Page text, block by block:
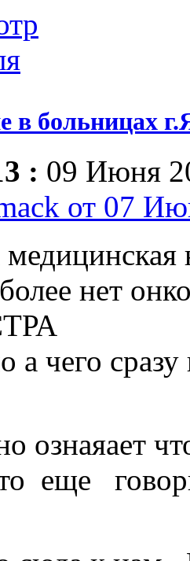
в больницах
: 09 Июня
от 07
нет
а чего
ознаяает
еще